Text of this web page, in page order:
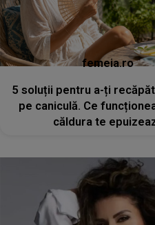
femeia.ro
5 soluții pentru a-ți
pe caniculă. Ce
căldura te